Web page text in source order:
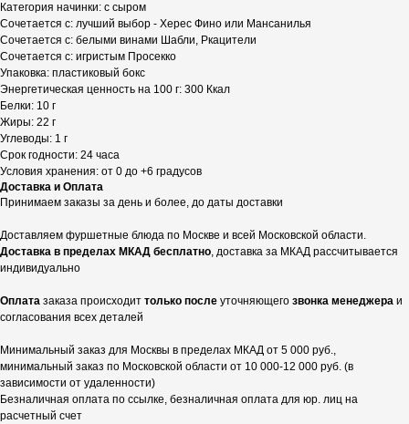
Категория начинки: с сыром
Сочетается с: лучший выбор - Херес Фино или Мансанилья
Сочетается с: белыми винами Шабли, Ркацители
Сочетается с: игристым Просекко
Упаковка: пластиковый бокс
Энергетическая ценность на 100 г: 300 Ккал
Белки: 10 г
Жиры: 22 г
Углеводы: 1 г
Срок годности: 24 часа
Условия хранения: от 0 до +6 градусов
Доставка и Оплата
Принимаем заказы за день и более, до даты доставки
Доставляем фуршетные блюда по Москве и всей Московской области.
Доставка в пределах МКАД бесплатно, доставка за МКАД рассчитывается
индивидуально
Оплата заказа происходит только после уточняющего звонка менеджера и
согласования всех деталей
Минимальный заказ для Москвы в пределах МКАД от 5 000 руб.,
минимальный заказ по Московской области от 10 000-12 000 руб. (в
зависимости от удаленности)
Безналичная оплата по ссылке, безналичная оплата для юр. лиц на
расчетный счет